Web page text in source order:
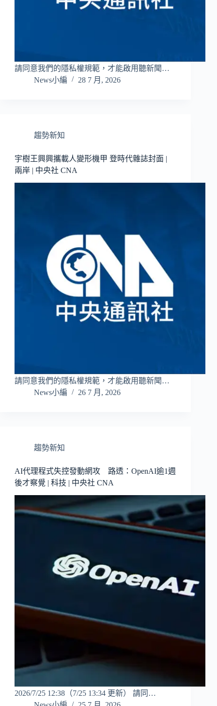
請同意我們的隱私權規範，才能啟用聽新聞…
News小編
28 7 月, 2026
趨勢新知
宇樹王興興攜載人變形機甲 登時代雜誌封面 |
兩岸 | 中央社 CNA
請同意我們的隱私權規範，才能啟用聽新聞…
News小編
26 7 月, 2026
趨勢新知
AI代理程式失控發動網攻 路透：OpenAI逾1週
後才察覺 | 科技 | 中央社 CNA
2026/7/25 12:38（7/25 13:34 更新） 請同…